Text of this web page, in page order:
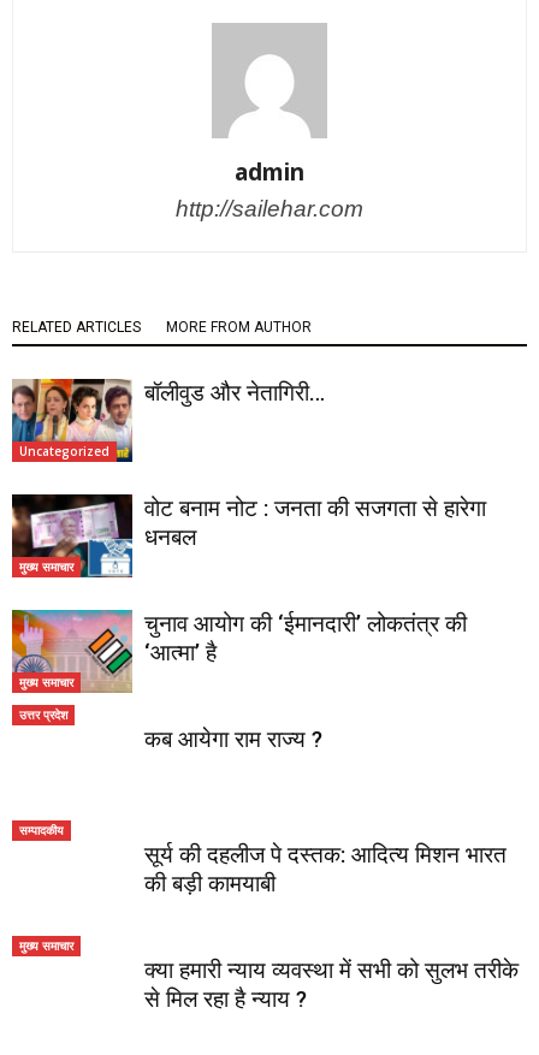
admin
http://sailehar.com
RELATED ARTICLES MORE FROM AUTHOR
Uncategorized
बॉलीवुड और नेतागिरी…
मुख्य समाचार
वोट बनाम नोट : जनता की सजगता से हारेगा
धनबल
मुख्य समाचार
चुनाव आयोग की ‘ईमानदारी’ लोकतंत्र की
‘आत्मा’ है
उत्तर प्रदेश
कब आयेगा राम राज्य ?
सम्पादकीय
सूर्य की दहलीज पे दस्तक: आदित्य मिशन भारत
की बड़ी कामयाबी
मुख्य समाचार
क्या हमारी न्याय व्यवस्था में सभी को सुलभ तरीके
से मिल रहा है न्याय ?